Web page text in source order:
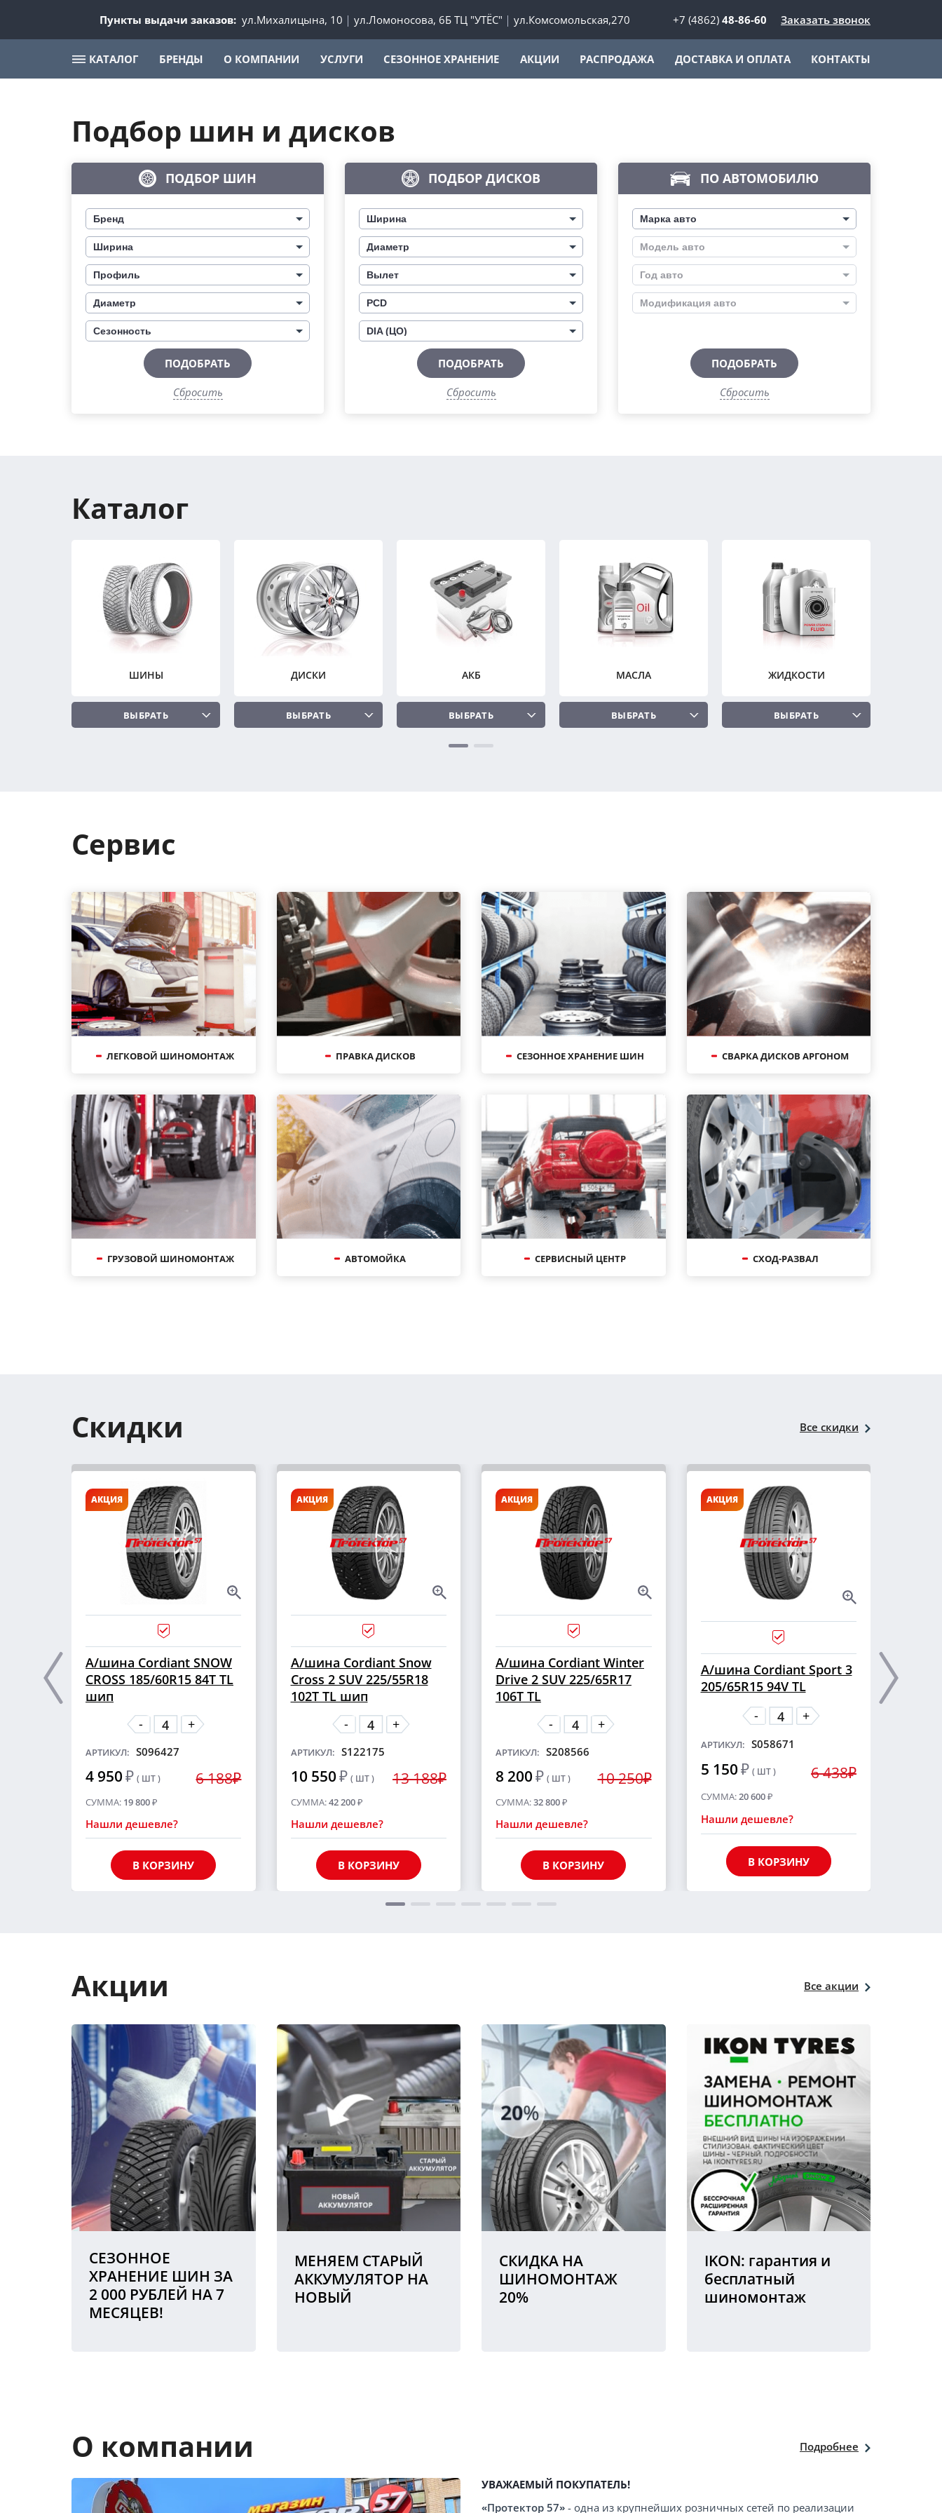
Пункты выдачи заказов: ул.Михалицына, 10 ул.Ломоносова, 6Б ТЦ "УТЁС" ул.Комсомольская,270 +7 (4862) 48-86-60 Заказать звонок
КАТАЛОГ БРЕНДЫ О КОМПАНИИ УСЛУГИ СЕЗОННОЕ ХРАНЕНИЕ АКЦИИ РАСПРОДАЖА ДОСТАВКА И ОПЛАТА КОНТАКТЫ
Подбор шин и дисков
ПОДБОР ШИН
Бренд
Ширина
Профиль
Диаметр
Сезонность
ПОДОБРАТЬ
Сбросить
ПОДБОР ДИСКОВ
Ширина
Диаметр
Вылет
PCD
DIA (ЦО)
ПОДОБРАТЬ
Сбросить
ПО АВТОМОБИЛЮ
Марка авто
Модель авто
Год авто
Модификация авто
ПОДОБРАТЬ
Сбросить
Каталог
ШИНЫ
ВЫБРАТЬ
ДИСКИ
ВЫБРАТЬ
АКБ
ВЫБРАТЬ
МАСЛА
ВЫБРАТЬ
ЖИДКОСТИ
ВЫБРАТЬ
Сервис
ЛЕГКОВОЙ ШИНОМОНТАЖ ПРАВКА ДИСКОВ СЕЗОННОЕ ХРАНЕНИЕ ШИН СВАРКА ДИСКОВ АРГОНОМ
ГРУЗОВОЙ ШИНОМОНТАЖ АВТОМОЙКА СЕРВИСНЫЙ ЦЕНТР СХОД-РАЗВАЛ
Скидки Все скидки
АКЦИЯ
А/шина Cordiant SNOW
CROSS 185/60R15 84T TL
шип
-
+
АРТИКУЛ: S096427
4 950₽ ( ШТ ) 6 188₽
СУММА: 19 800₽
Нашли дешевле?
В КОРЗИНУ
АКЦИЯ
А/шина Cordiant Snow
Cross 2 SUV 225/55R18
102T TL шип
-
+
АРТИКУЛ: S122175
10 550₽ ( ШТ ) 13 188₽
СУММА:42 200₽
Нашли дешевле?
В КОРЗИНУ
АКЦИЯ
А/шина Cordiant Winter
Drive 2 SUV 225/65R17
106T TL
-
+
АРТИКУЛ: S208566
8 200₽ ( ШТ ) 10 250₽
СУММА:32 800₽
Нашли дешевле?
В КОРЗИНУ
АКЦИЯ
А/шина Cordiant Sport 3
205/65R15 94V TL
-
+
АРТИКУЛ: S058671
5 150₽ ( ШТ ) 6 438₽
СУММА: 20 600₽
Нашли дешевле?
В КОРЗИНУ
Акции Все акции
СЕЗОННОЕ
ХРАНЕНИЕ ШИН ЗА
2 000 РУБЛЕЙ НА 7
МЕСЯЦЕВ!
МЕНЯЕМ СТАРЫЙ
АККУМУЛЯТОР НА
НОВЫЙ
СКИДКА НА
ШИНОМОНТАЖ
20%
IKON: гарантия и
бесплатный
шиномонтаж
О компании Подробнее
УВАЖАЕМЫЙ ПОКУПАТЕЛЬ!
«Протектор 57» - одна из крупнейших розничных сетей по реализации